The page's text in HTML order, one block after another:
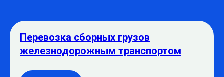
Перевозка сборных грузов
железнодорожным транспортом